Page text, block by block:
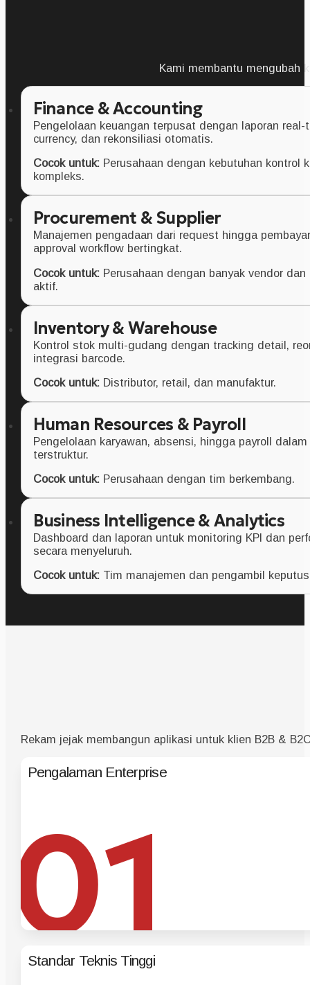
Kami membantu mengubah
Finance & Accounting
Pengelolaan keuangan terpusat dengan laporan
currency, dan rekonsiliasi otomatis.
Cocok untuk:Perusahaan dengan kebutuhan kontrol
kompleks.
Procurement & Supplier
Manajemen pengadaan dari request hingga
approval workflow bertingkat.
Cocok untuk:Perusahaan dengan banyak vendor dan
aktif.
Inventory & Warehouse
Kontrol stok multi-gudang dengan tracking detail,
integrasi barcode.
Cocok untuk:Distributor, retail, dan manufaktur.
Human Resources & Payroll
Pengelolaan karyawan, absensi, hingga payroll
terstruktur.
Cocok untuk:Perusahaan dengan tim berkembang.
Business Intelligence & Analytics
Dashboard dan laporan untuk monitoring KPI dan
secara menyeluruh.
Cocok untuk:Tim manajemen dan pengambil
Rekam jejak membangun aplikasi untuk klien B2B &
Pengalaman Enterprise
01
Standar Teknis Tinggi